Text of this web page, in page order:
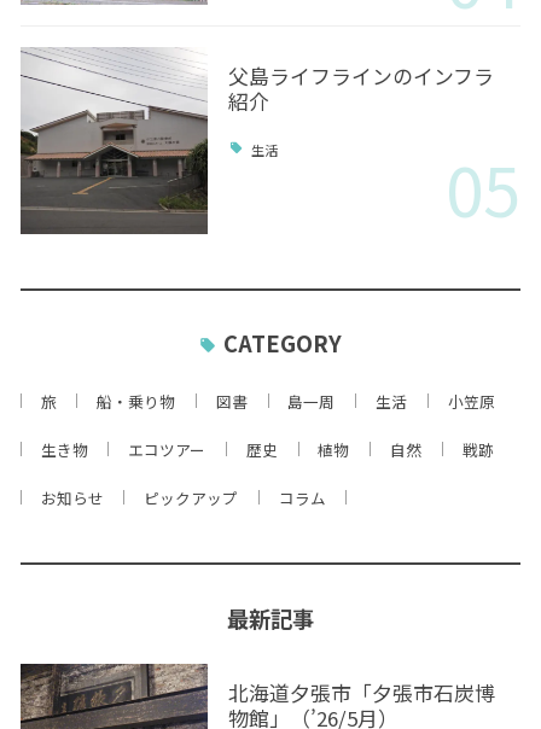
父島ライフラインのインフラ
紹介
生活 05
CATEGORY
旅 船・乗り物 図書 島一周 生活 小笠原
生き物 エコツアー 歴史 植物 自然 戦跡
お知らせ ピックアップ コラム
最新記事
北海道夕張市「夕張市石炭博
物館」（’26/5月）